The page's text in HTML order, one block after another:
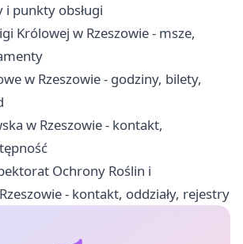
punkty obsługi
Królowej w Rzeszowie - msze,
w Rzeszowie - godziny, bilety,
w Rzeszowie - kontakt,
Ochrony Roślin i
- kontakt, oddziały, rejestry